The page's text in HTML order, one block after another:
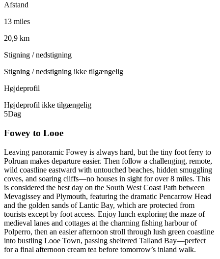
Afstand
13 miles
20,9 km
Stigning / nedstigning
Stigning / nedstigning ikke tilgængelig
Højdeprofil
Højdeprofil ikke tilgængelig
5Dag
Fowey to Looe
Leaving panoramic Fowey is always hard, but the tiny foot ferry to
Polruan makes departure easier. Then follow a challenging, remote,
wild coastline eastward with untouched beaches, hidden smuggling
coves, and soaring cliffs—no houses in sight for over 8 miles. This
is considered the best day on the South West Coast Path between
Mevagissey and Plymouth, featuring the dramatic Pencarrow Head
and the golden sands of Lantic Bay, which are protected from
tourists except by foot access. Enjoy lunch exploring the maze of
medieval lanes and cottages at the charming fishing harbour of
Polperro, then an easier afternoon stroll through lush green coastline
into bustling Looe Town, passing sheltered Talland Bay—perfect
for a final afternoon cream tea before tomorrow’s inland walk.